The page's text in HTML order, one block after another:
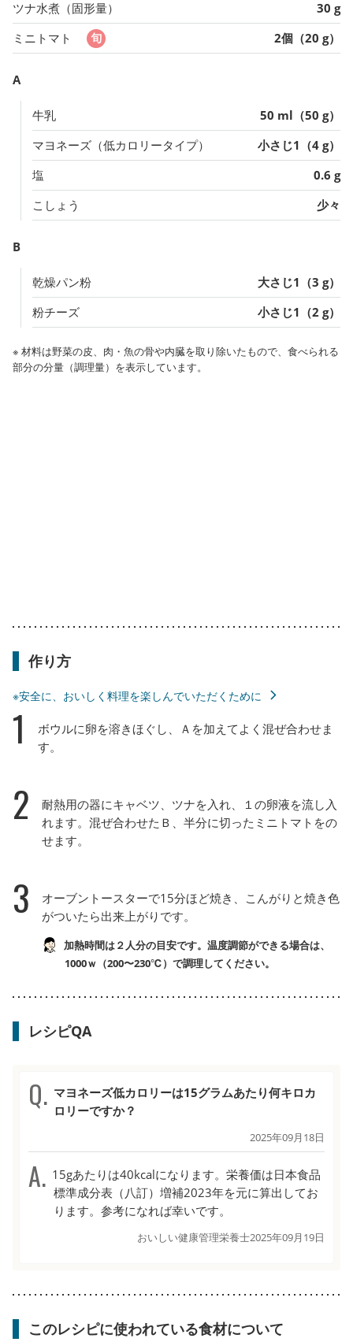
ツナ水煮（固形量）
30 g
ミニトマト
2個（20 g）
A
牛乳
50 ml（50 g）
マヨネーズ（低カロリータイプ）
小さじ1（4 g）
塩
0.6 g
こしょう
少々
B
乾燥パン粉
大さじ1（3 g）
粉チーズ
小さじ1（2 g）
※ 材料は野菜の皮、肉・魚の骨や内臓を取り除いたもので、食べられる
部分の分量（調理量）を表示しています。
作り方
※安全に、おいしく料理を楽しんでいただくために
1
ボウルに卵を溶きほぐし、Ａを加えてよく混ぜ合わせま
す。
2
耐熱用の器にキャベツ、ツナを入れ、１の卵液を流し入
れます。混ぜ合わせたＢ、半分に切ったミニトマトをの
せます。
3
オーブントースターで15分ほど焼き、こんがりと焼き色
がついたら出来上がりです。
加熱時間は２人分の目安です。温度調節ができる場合は、
1000ｗ（200〜230℃）で調理してください。
レシピQA
マヨネーズ低カロリーは15グラムあたり何キロカ
ロリーですか？
2025年09月18日
15gあたりは40kcalになります。栄養価は日本食品
標準成分表（八訂）増補2023年を元に算出してお
ります。参考になれば幸いです。
おいしい健康管理栄養士2025年09月19日
このレシピに使われている食材について